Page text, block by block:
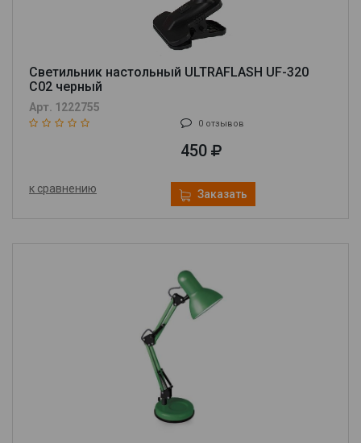
Светильник настольный ULTRAFLASH UF-320
C02 черный
Арт. 1222755
0 отзывов
450
к сравнению Заказать